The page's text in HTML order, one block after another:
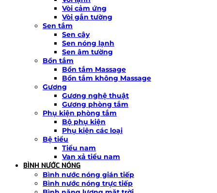
Vòi cảm ứng
Vòi gắn tường
Sen tắm
Sen cây
Sen nóng lạnh
Sen âm tường
Bồn tắm
Bồn tắm Massage
Bồn tắm không Massage
Gương
Gương nghệ thuật
Gương phòng tắm
Phụ kiện phòng tắm
Bộ phụ kiện
Phụ kiện các loại
Bệ tiểu
Tiểu nam
Van xả tiểu nam
BÌNH NƯỚC NÓNG
Bình nước nóng gián tiếp
Bình nước nóng trực tiếp